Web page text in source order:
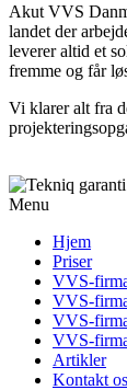
Akut VVS
landet der
leverer altid et
fremme og får
Vi klarer alt fra
Menu
Hjem
Priser
VVS-
VVS-
VVS-
VVS-
Artikler
Kontakt os